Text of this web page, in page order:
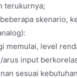
terukurnya;
skenario,
memulai, level
arus input
sesuai